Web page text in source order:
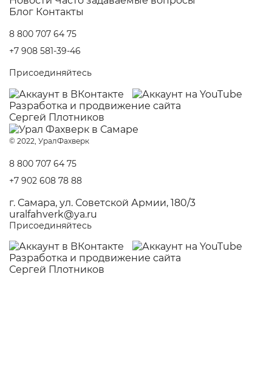
Блог Контакты
8 800 707 64 75
+7 908 581-39-46
Присоединяйтесь
Разработка и продвижение сайта
Сергей Плотников
© 2022, УралФахверк
8 800 707 64 75
+7 902 608 78 88
г. Самара, ул. Советской Армии, 180/3
uralfahverk@ya.ru
Присоединяйтесь
Разработка и продвижение сайта
Сергей Плотников